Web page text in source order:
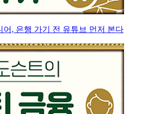
어, 은행 가기 전 유튜브 먼저 본다